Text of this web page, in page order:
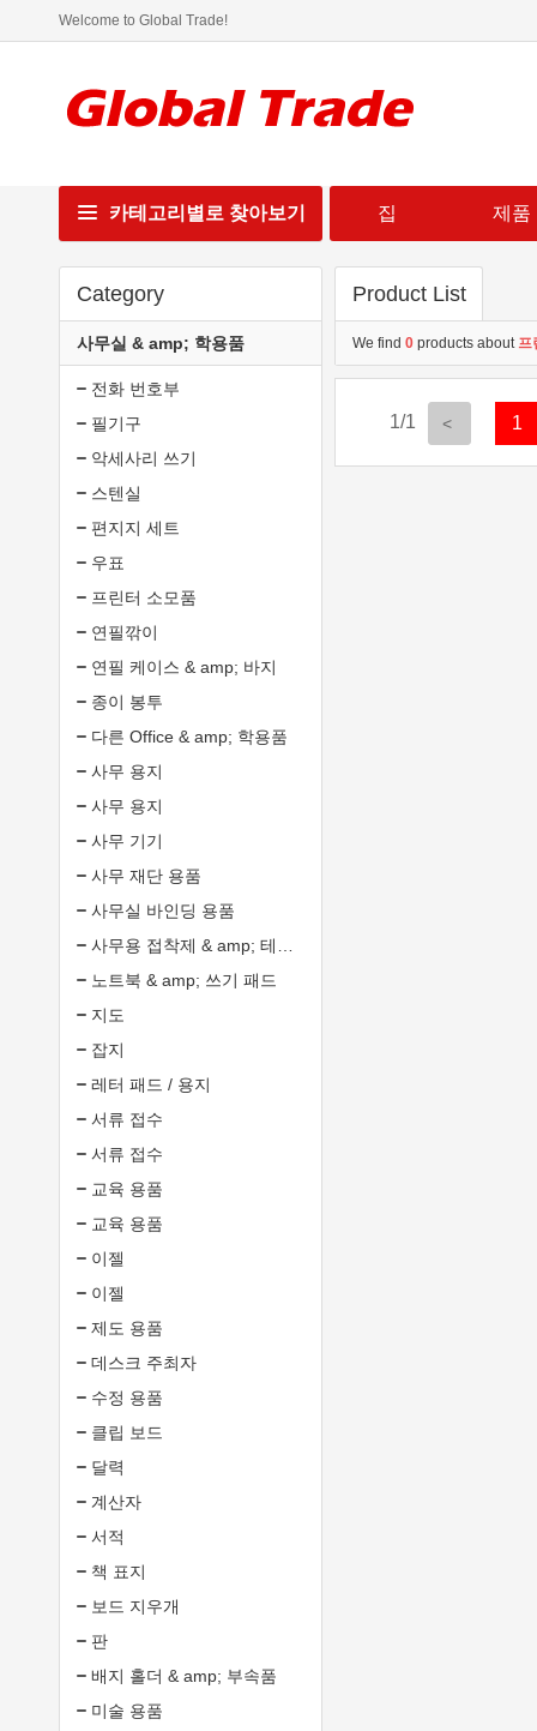
Welcome to Global Trade!
카테고리별로 찾아보기 집 제품
Category
사무실 & amp; 학용품
전화 번호부
필기구
악세사리 쓰기
스텐실
편지지 세트
우표
프린터 소모품
연필깎이
연필 케이스 & amp; 바지
종이 봉투
다른 Office & amp; 학용품
사무 용지
사무 용지
사무 기기
사무 재단 용품
사무실 바인딩 용품
노트북 & amp; 쓰기 패드
지도
잡지
레터 패드 / 용지
서류 접수
서류 접수
교육 용품
교육 용품
이젤
이젤
제도 용품
데스크 주최자
수정 용품
클립 보드
달력
계산자
서적
책 표지
보드 지우개
판
배지 홀더 & amp; 부속품
미술 용품
Product List
We find 0 products about 프
1/1 1